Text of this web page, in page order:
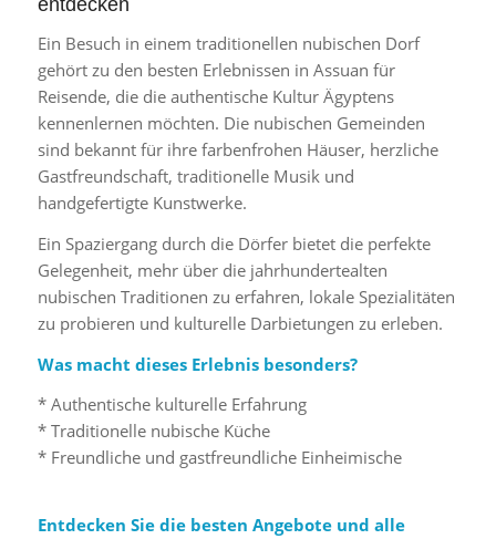
entdecken
Ein Besuch in einem traditionellen nubischen Dorf
gehört zu den besten Erlebnissen in Assuan für
Reisende, die die authentische Kultur Ägyptens
kennenlernen möchten. Die nubischen Gemeinden
sind bekannt für ihre farbenfrohen Häuser, herzliche
Gastfreundschaft, traditionelle Musik und
handgefertigte Kunstwerke.
Ein Spaziergang durch die Dörfer bietet die perfekte
Gelegenheit, mehr über die jahrhundertealten
nubischen Traditionen zu erfahren, lokale Spezialitäten
zu probieren und kulturelle Darbietungen zu erleben.
Was macht dieses Erlebnis besonders?
* Authentische kulturelle Erfahrung
* Traditionelle nubische Küche
* Freundliche und gastfreundliche Einheimische
Entdecken Sie die besten Angebote und alle